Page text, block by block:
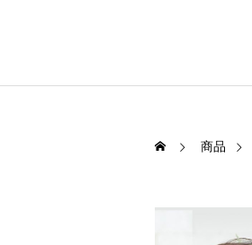
商品